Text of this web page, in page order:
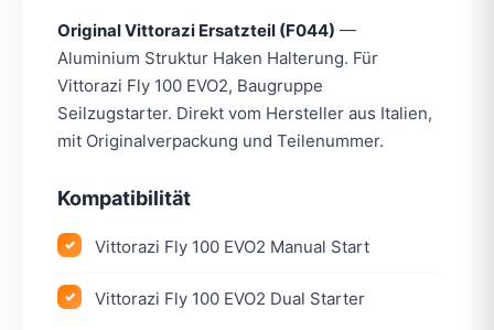
Original Vittorazi Ersatzteil (F044) —
Aluminium Struktur Haken Halterung. Für
Vittorazi Fly 100 EVO2, Baugruppe
Seilzugstarter. Direkt vom Hersteller aus Italien,
mit Originalverpackung und Teilenummer.
Kompatibilität
Vittorazi Fly 100 EVO2 Manual Start
Vittorazi Fly 100 EVO2 Dual Starter